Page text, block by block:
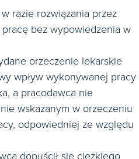
razie rozwiązania przez
bez wypowiedzenia w
orzeczenie lekarskie
wpływ wykonywanej pracy
a pracodawca nie
wskazanym w orzeczeniu
odpowiedniej ze względu
dopuścił się ciężkiego